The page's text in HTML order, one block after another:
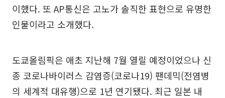
이했다. 또 AP통신은 고노가 솔직한 표현으로 유명한
인물이라고 소개했다.
도쿄올림픽은 애초 지난해 7월 열릴 예정이었으나 신
종 코로나바이러스 감염증(코로나19) 팬데믹(전염병
의 세계적 대유행)으로 1년 연기됐다. 최근 일본 내